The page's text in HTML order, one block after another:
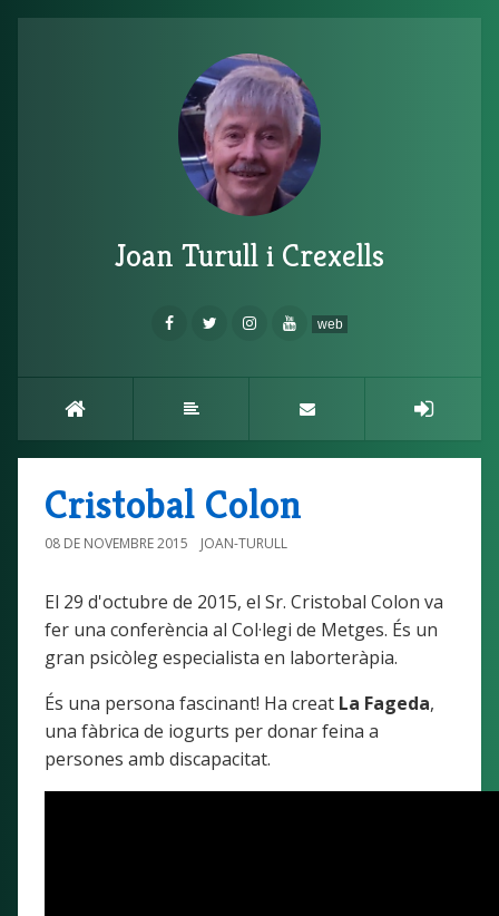
Joan Turull i Crexells
web
Cristobal Colon
08 DE NOVEMBRE 2015 JOAN-TURULL
El 29 d'octubre de 2015, el Sr. Cristobal Colon va
fer una conferència al Col·legi de Metges. És un
gran psicòleg especialista en laborteràpia.
És una persona fascinant! Ha creat La Fageda,
una fàbrica de iogurts per donar feina a
persones amb discapacitat.